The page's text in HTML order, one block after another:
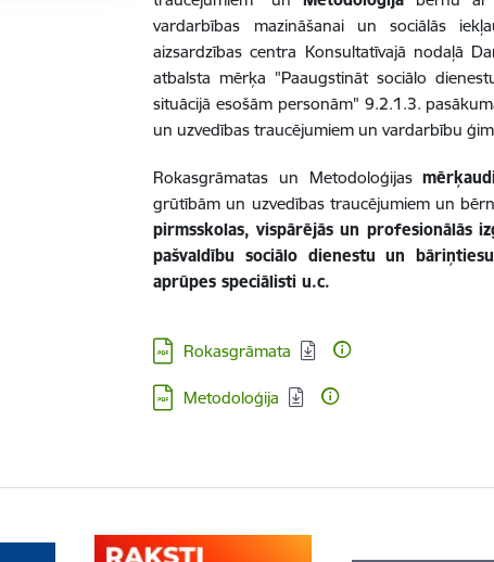
vardarbības mazināšanai un sociālās
aizsardzības centra Konsultatīvajā nodaļā
atbalsta mērķa "Paaugstināt sociālo
situācijā esošām personām" 9.2.1.3.
un uzvedības traucējumiem un vardarbību
Rokasgrāmatas un Metodoloģijas
grūtībām un uzvedības traucējumiem un
pirmsskolas, vispārējās un profesionālās
pašvaldību sociālo dienestu un
aprūpes speciālisti u.c.
Lejupielādēt:
Rokasgrāmata
Lejupielādēt:
Metodoloģija